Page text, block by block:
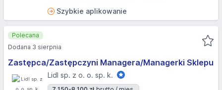
Szybkie aplikowanie
Zastępca/Zastępczyni Managera/Managerki Sklepu
Lidl sp. z o. o. sp. k.
Polecana
Dodana 3 sierpnia